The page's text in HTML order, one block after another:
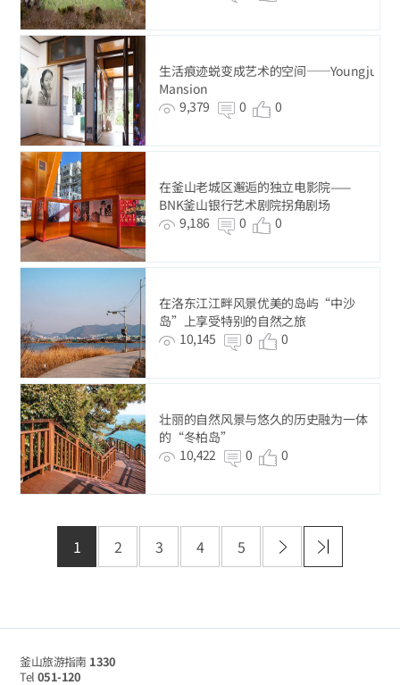
生活痕迹蜕变成艺术的空间——Youngju
Mansion
9,379
0 0
在釜山老城区邂逅的独立电影院——
BNK釜山银行艺术剧院拐角剧场
9,186
0 0
在洛东江江畔风景优美的岛屿“中沙
岛”上享受特别的自然之旅
10,145
0 0
壮丽的自然风景与悠久的历史融为一体
的“冬柏岛”
10,422
0 0
1 2 3 4 5
釜山旅游指南 1330
Tel 051-120